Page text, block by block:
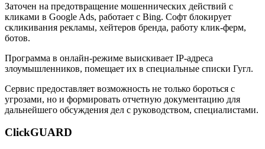
Заточен на предотвращение мошеннических действий с
кликами в Google Ads, работает с Bing. Софт блокирует
скликивания рекламы, хейтеров бренда, работу клик-ферм,
ботов.
Программа в онлайн-режиме выискивает IP-адреса
злоумышленников, помещает их в специальные списки Гугл.
Сервис предоставляет возможность не только бороться с
угрозами, но и формировать отчетную документацию для
дальнейшего обсуждения дел с руководством, специалистами.
ClickGUARD